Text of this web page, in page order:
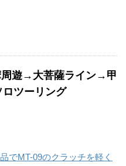
遊→大菩薩ライン→甲
ツーリング
でMT-09のクラッチを軽く